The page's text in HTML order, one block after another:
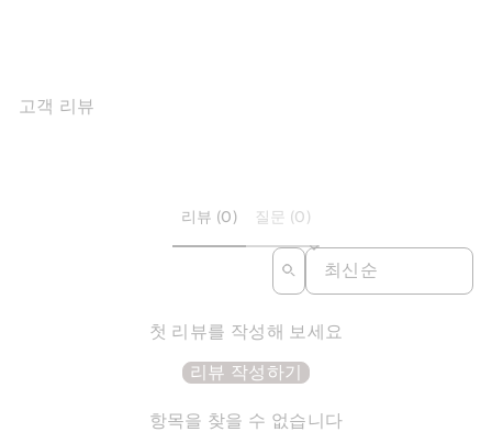
고객 리뷰
리뷰 (0) 질문 (0)
SORT REVIEWS BY
첫 리뷰를 작성해 보세요
리뷰 작성하기
항목을 찾을 수 없습니다